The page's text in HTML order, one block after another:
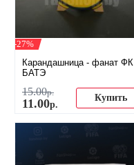
-27%
Карандашница - фанат ФК
БАТЭ
15.00р.
11.00р.
Купить